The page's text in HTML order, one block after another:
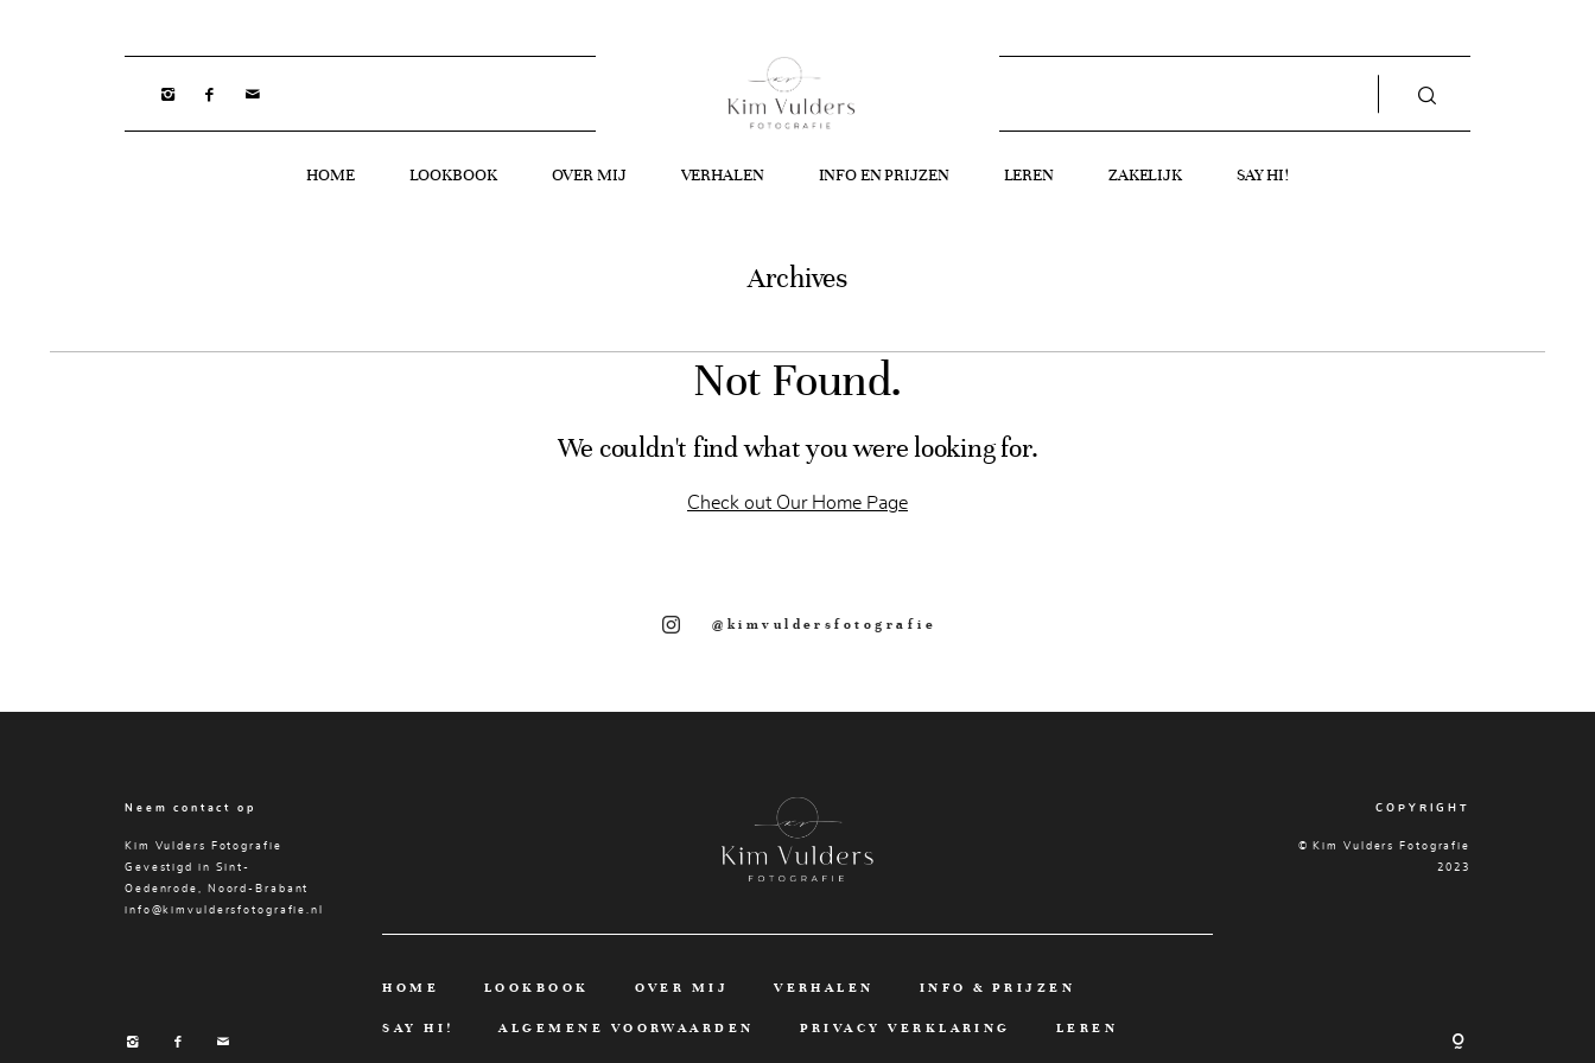
HOME LOOKBOOK OVER MIJ VERHALEN INFO EN PRIJZEN LEREN ZAKELIJK SAY HI!
Archives
Not Found.
We couldn't find what you were looking for.
Check out Our Home Page
@kimvuldersfotografie
Neem contact op
Kim Vulders Fotografie
Gevestigd in Sint-
Oedenrode, Noord-Brabant
info@kimvuldersfotografie.nl
HOME LOOKBOOK OVER MIJ VERHALEN INFO & PRIJZEN
SAY HI! ALGEMENE VOORWAARDEN PRIVACY VERKLARING LEREN
COPYRIGHT
© Kim Vulders Fotografie
2023